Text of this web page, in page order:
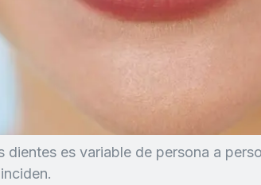
dientes es variable de persona a